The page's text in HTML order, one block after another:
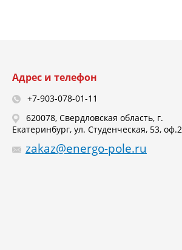
Адрес и телефон
+7-903-078-01-11
620078, Свердловская область, г.
Екатеринбург, ул. Студенческая, 53, оф.2
zakaz@energo-pole.ru